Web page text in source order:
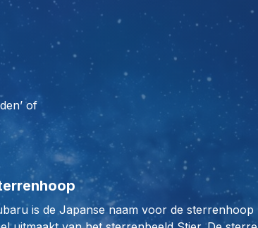
of
is de Japanse naam voor de sterrenhoop